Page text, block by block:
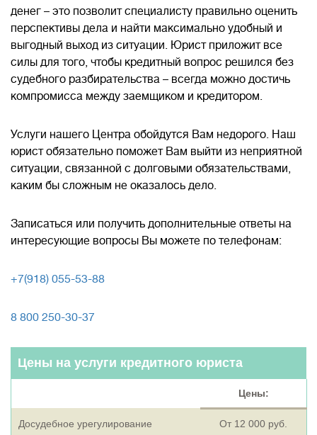
денег – это позволит специалисту правильно оценить
перспективы дела и найти максимально удобный и
выгодный выход из ситуации. Юрист приложит все
силы для того, чтобы кредитный вопрос решился без
судебного разбирательства – всегда можно достичь
компромисса между заемщиком и кредитором.
Услуги нашего Центра обойдутся Вам недорого. Наш
юрист обязательно поможет Вам выйти из неприятной
ситуации, связанной с долговыми обязательствами,
каким бы сложным не оказалось дело.
Записаться или получить дополнительные ответы на
интересующие вопросы Вы можете по телефонам:
+7(918) 055-53-88
8 800 250-30-37
Цены на услуги кредитного юриста
Цены:
Досудебное урегулирование
От 12 000 руб.